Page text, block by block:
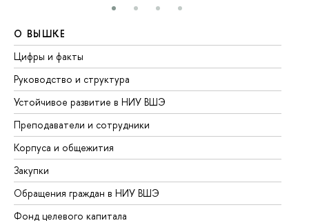
О ВЫШКЕ
Цифры и факты
Руководство и структура
Устойчивое развитие в НИУ ВШЭ
Преподаватели и сотрудники
Корпуса и общежития
Закупки
Обращения граждан в НИУ ВШЭ
Фонд целевого капитала